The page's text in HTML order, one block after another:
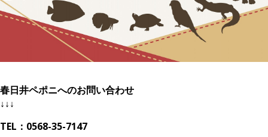
春日井ペポニへのお問い合わせ
↓↓↓
TEL：0568-35-7147